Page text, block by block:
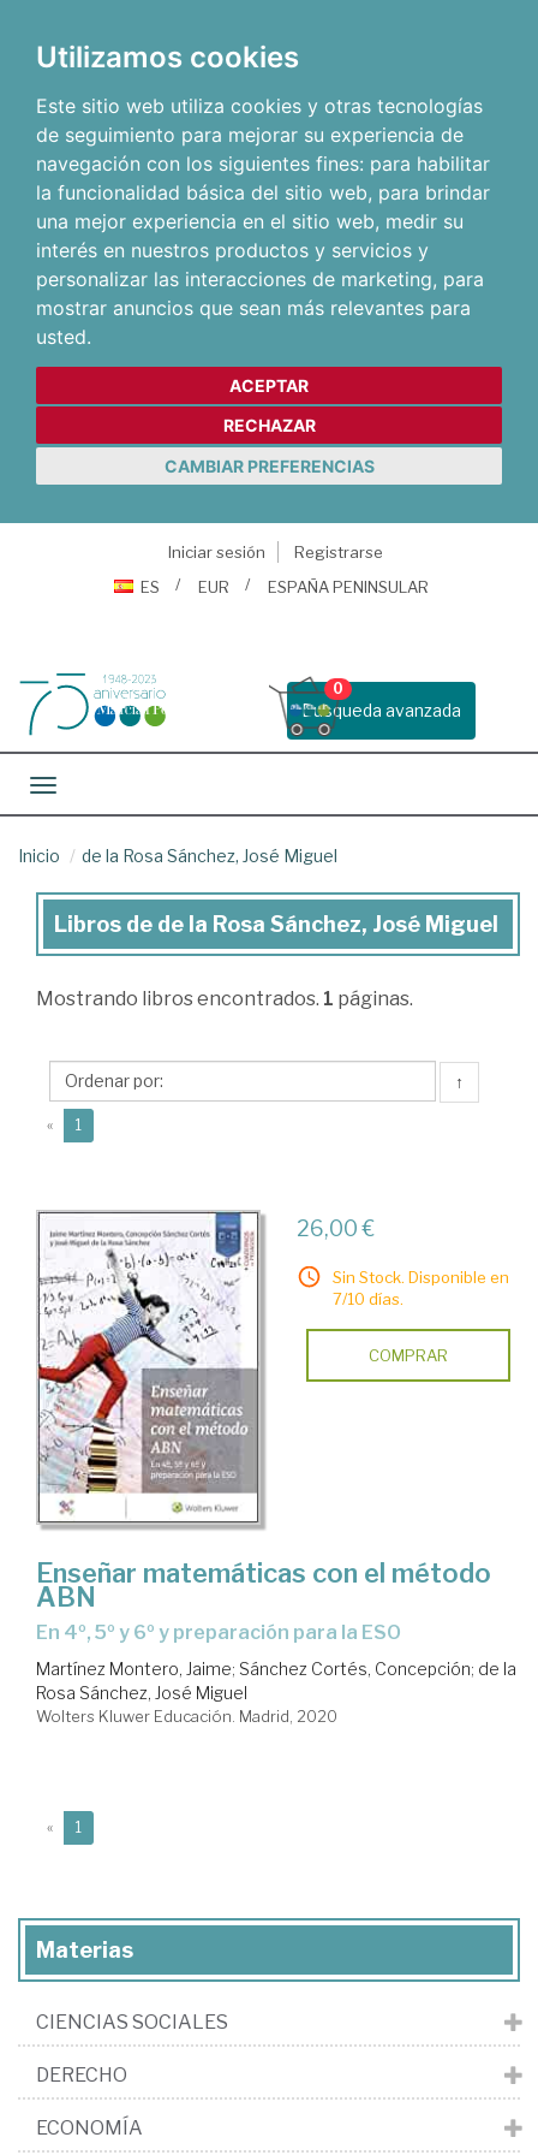
Utilizamos cookies
Este sitio web utiliza cookies y otras tecnologías
de seguimiento para mejorar su experiencia de
navegación con los siguientes fines: para habilitar
la funcionalidad básica del sitio web, para brindar
una mejor experiencia en el sitio web, medir su
interés en nuestros productos y servicios y
personalizar las interacciones de marketing, para
mostrar anuncios que sean más relevantes para
usted.
ACEPTAR
RECHAZAR
CAMBIAR PREFERENCIAS
Iniciar sesión
Registrarse
ES
EUR ESPAÑA PENINSULAR
Busqueda avanzada
0
Toggle navigation
Inicio de la Rosa Sánchez, José Miguel
Libros
de
Rosa
Sánchez,
Libros de de la Rosa Sánchez, José Miguel
Mostrando libros encontrados. 1 páginas.
↑
« 1
26,00 €
Sin Stock. Disponible en
7/10 días.
COMPRAR
Enseñar matemáticas con el método
ABN
en 4º, 5º y 6º y preparación para la ESO
Martínez Montero, Jaime; Sánchez Cortés, Concepción; de la
Rosa Sánchez, José Miguel
Wolters Kluwer Educación. Madrid, 2020
« 1
Materias
CIENCIAS SOCIALES
DERECHO
ECONOMÍA